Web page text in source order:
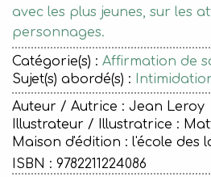
avec les plus jeunes, sur les
personnages.
Catégorie(s) : Affirmation de
Sujet(s) abordé(s) :
Auteur / Autrice : Jean Leroy
Illustrateur / Illustratrice :
Maison d'édition : l'école des
ISBN : 9782211224086